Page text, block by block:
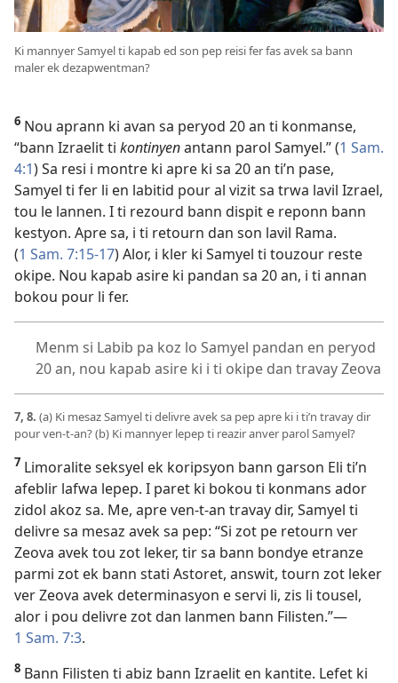
Ki mannyer Samyel ti kapab ed son pep reisi fer fas avek sa bann
maler ek dezapwentman?
6 Nou aprann ki avan sa peryod 20 an ti konmanse,
“bann Izraelit ti kontinyenantann parol Samyel.” (1 Sam.
4:1) Sa resi i montre ki apre ki sa 20 an ti’n pase,
Samyel ti fer li en labitid pour al vizit sa trwa lavil Izrael,
tou le lannen. I ti rezourd bann dispit e reponn bann
kestyon. Apre sa, i ti retourn dan son lavil Rama.
(1 Sam. 7:15-17) Alor, i kler ki Samyel ti touzour reste
okipe. Nou kapab asire ki pandan sa 20 an, i ti annan
bokou pour li fer.
Menm si Labib pa koz lo Samyel pandan en peryod
20 an, nou kapab asire ki i ti okipe dan travay Zeova
7, 8. (a) Ki mesaz Samyel ti delivre avek sa pep apre ki i ti’n travay dir
pour ven-t-an? (b) Ki mannyer lepep ti reazir anver parol Samyel?
7 Limoralite seksyel ek koripsyon bann garson Eli ti’n
afeblir lafwa lepep. I paret ki bokou ti konmans ador
zidol akoz sa. Me, apre ven-t-an travay dir, Samyel ti
delivre sa mesaz avek sa pep: “Si zot pe retourn ver
Zeova avek tou zot leker, tir sa bann bondye etranze
parmi zot ek bann stati Astoret, answit, tourn zot leker
ver Zeova avek determinasyon e servi li, zis li tousel,
alor i pou delivre zot dan lanmen bann Filisten.”​—
1 Sam. 7:3.
8 Bann Filisten ti abiz bann Izraelit en kantite. Lefet ki